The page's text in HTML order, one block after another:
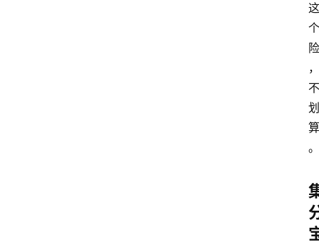
这
个
险
，
不
划
算
。